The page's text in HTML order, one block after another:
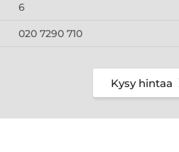
6
020 7290 710
Kysy hintaa